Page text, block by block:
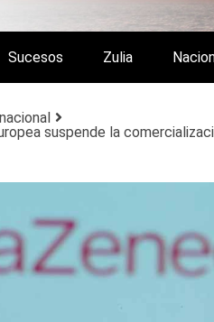
VENEZUELA Y DE
Sucesos Zulia
suspende la